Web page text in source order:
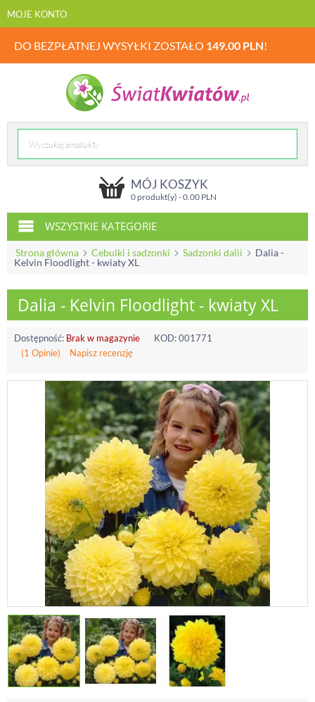
MOJE KONTO
DO BEZPŁATNEJ WYSYŁKI ZOSTAŁO 149.00 PLN!
MÓJ KOSZYK
0 produkt(y) -0.00PLN
WSZYSTKIE KATEGORIE
Strona główna Cebulki i sadzonki Sadzonki dalii
Dalia -
Kelvin Floodlight - kwiaty XL
Dalia - Kelvin Floodlight - kwiaty XL
Dostępność: Brak w magazynie KOD:001771
(1 Opinie)
Napisz recenzję